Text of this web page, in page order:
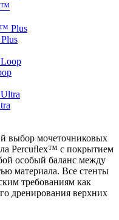
выбор мочеточниковых
Percuﬂex™ с покрытием
особый баланс между
материала. Все стенты
требованиям как
дренирования верхних